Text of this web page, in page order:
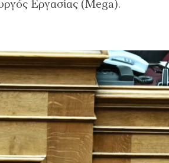
Εργασίας (Mega).